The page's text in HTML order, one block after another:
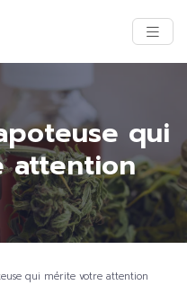
qui
attention
qui mérite votre attention